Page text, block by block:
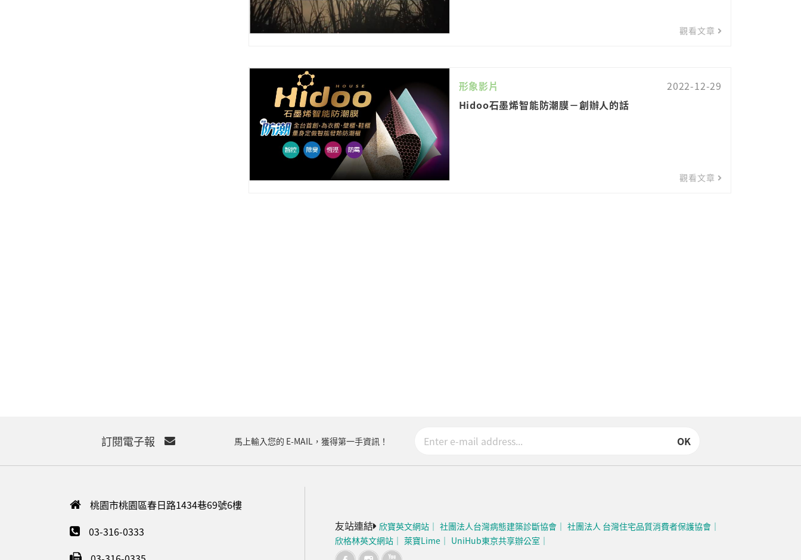
觀看文章
形象影片
2022-12-29
Hidoo石墨烯智能防潮膜－創辦人的話
觀看文章
訂閱電子報 馬上輸入您的 E-MAIL，獲得第一手資訊！ OK
桃園市桃園區春日路1434巷69號6樓
03-316-0333
友站連結 欣寶英文網站 社團法人台灣病態建築診斷協會
社團法人 台灣住宅品質消費者保護協會
欣格林英文網站
萊寶Lime UniHub東京共享辦公室